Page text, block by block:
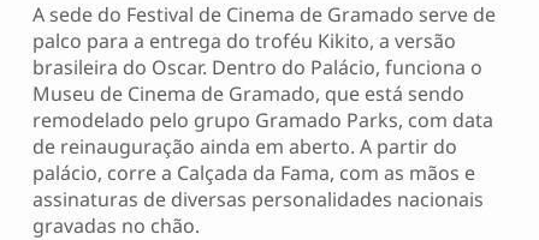
A sede do Festival de Cinema de Gramado serve de
palco para a entrega do troféu Kikito, a versão
brasileira do Oscar. Dentro do Palácio, funciona o
Museu de Cinema de Gramado, que está sendo
remodelado pelo grupo Gramado Parks, com data
de reinauguração ainda em aberto. A partir do
palácio, corre a Calçada da Fama, com as mãos e
assinaturas de diversas personalidades nacionais
gravadas no chão.